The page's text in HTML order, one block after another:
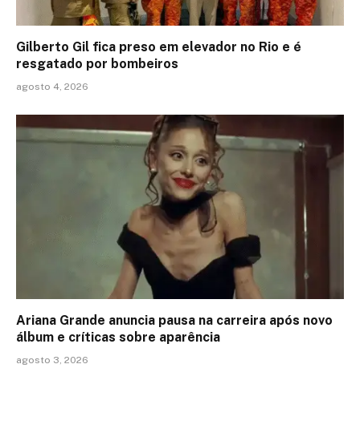
Gilberto Gil fica preso em elevador no Rio e é
resgatado por bombeiros
agosto 4, 2026
Ariana Grande anuncia pausa na carreira após novo
álbum e críticas sobre aparência
agosto 3, 2026